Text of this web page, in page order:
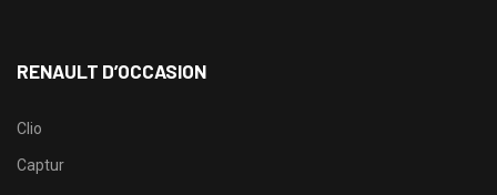
RENAULT D’OCCASION
Clio
Captur